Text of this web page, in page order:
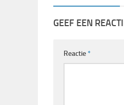
GEEF EEN
Reactie*